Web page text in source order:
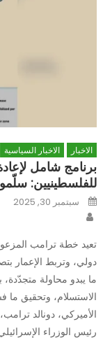
الاخبار الاخبار السياسية
برنامج شامل
للفلسطينيين:
Posted
onسبتمبر 30, 2025
تعيد خطة ترامب
دولي، وتربط الإعمار
ما يبدو محاولة
الاستسلام، وتحقيق
الأميركي، دونالد
رئيس الوزراء